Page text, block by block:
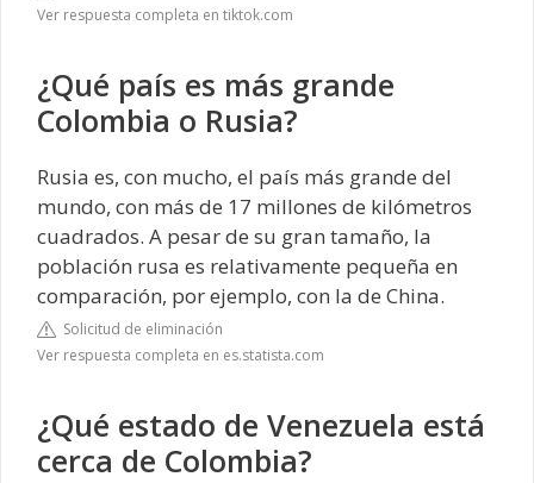
Ver respuesta completa en tiktok.com
¿Qué país es más grande
Colombia o Rusia?
Rusia es, con mucho, el país más grande del
mundo, con más de 17 millones de kilómetros
cuadrados. A pesar de su gran tamaño, la
población rusa es relativamente pequeña en
comparación, por ejemplo, con la de China.
Solicitud de eliminación
Ver respuesta completa en es.statista.com
¿Qué estado de Venezuela está
cerca de Colombia?